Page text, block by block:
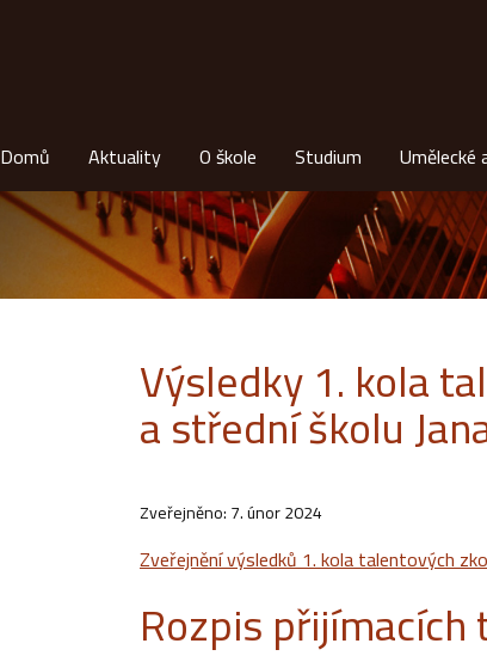
Domů Aktuality O škole Studium
Výsledky 1. kola
a střední školu
Zveřejněno: 7. únor 2024
Zveřejnění výsledků 1. kola talentových
Rozpis